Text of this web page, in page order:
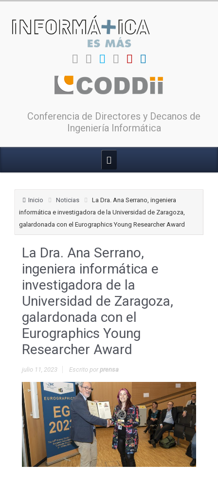
Conferencia de Directores y Decanos de
Ingeniería Informática
Inicio Noticias
La Dra. Ana Serrano, ingeniera
informática e investigadora de la Universidad de Zaragoza,
galardonada con el Eurographics Young Researcher Award
La Dra. Ana Serrano,
ingeniera informática e
investigadora de la
Universidad de Zaragoza,
galardonada con el
Eurographics Young
Researcher Award
julio 11, 2023 Escrito porprensa